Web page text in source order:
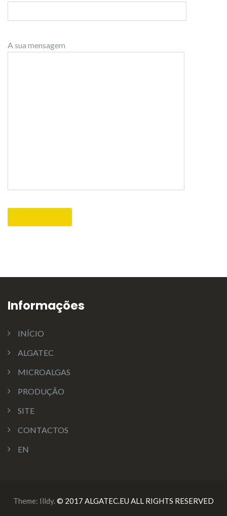
A sua mensagem
Informações
INÍCIO
ALGATEC
MICROALGAS
PRODUÇÃO
SITE
CONTACTOS
EN
Theme: Illdy.© 2017 ALGATEC.EU ALL RIGHTS RESERVED